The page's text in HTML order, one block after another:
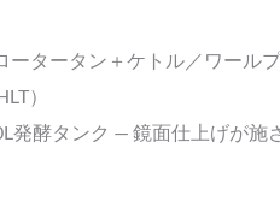
タータン＋ケトル／ワールプ
）
発酵タンク — 鏡面仕上げが施